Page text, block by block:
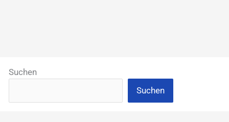
Suchen
Suchen